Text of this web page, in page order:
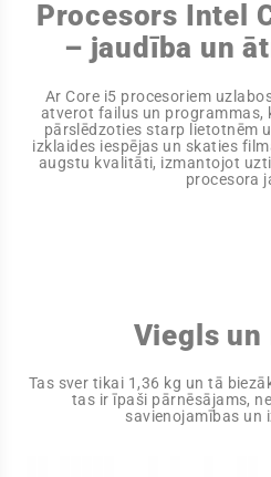
Procesors Intel
– jaudība un
Ar Core i5 procesoriem
atverot failus un programmas,
pārslēdzoties starp lietotnēm
izklaides iespējas un skaties
augstu kvalitāti, izmantojot
procesora
Viegls un
Tas sver tikai 1,36 kg un tā
tas ir īpaši pārnēsājams,
savienojamības un